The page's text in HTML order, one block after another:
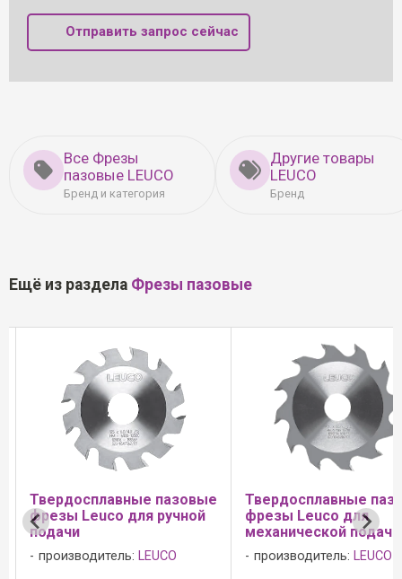
Отправить запрос сейчас
Все Фрезы
пазовые LEUCO
Бренд и категория
Другие товары
LEUCO
Бренд
Ещё из раздела Фрезы пазовые
Твердосплавные пазовые
фрезы Leuco для ручной
подачи
производитель: LEUCO
Твердосплавные
фрезы Leuco для
механической подачи
производитель: LEUCO